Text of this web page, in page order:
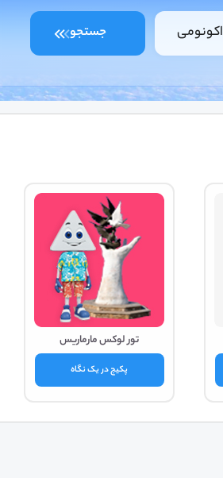
اکونومی جستجو
تور لوکس مارماریس
پکیج در یک نگاه